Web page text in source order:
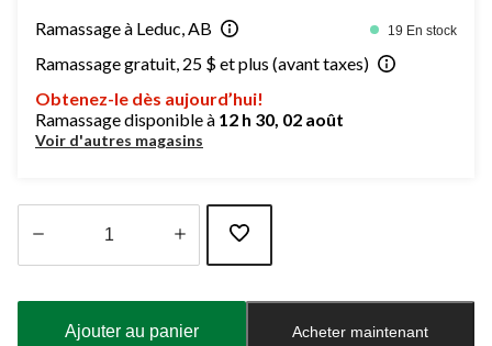
Ramassage à Leduc, AB 19 En stock
Ramassage gratuit, 25 $ et plus (avant taxes)
Obtenez-le dès aujourd’hui!
Ramassage disponible à 12 h 30, 02 août
Voir d'autres magasins
Ajouter au panier Acheter maintenant